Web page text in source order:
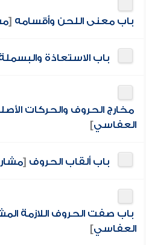
باب معنى اللحن وأقسامه [
باب الاستعاذة
مخارج الحروف والحركات
العفاسي]
باب ألقاب الحروف [
باب صفت الحروف اللازمة
العفاسي]